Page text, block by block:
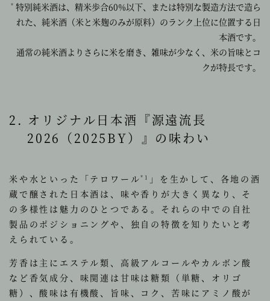
* 特別純米酒は、精米歩合60%以下、または特別な製造方法で造ら
れた、 純米酒（米と米麹のみが原料）のランク上位に位置する日
本酒です。
通常の純米酒よりさらに米を磨き、雑味が少なく、米の旨味とコ
クが特長です。
2. オリジナル日本酒『源遠流長
2026（2025BY）』の味わい
米や水といった「テロワール*1
」を生かして、各地の酒
蔵で醸された日本酒は、味や香りが大きく異なり、そ
の多様性は魅力のひとつである。それらの中での自社
製品のポジショニングや、独自の特徴を知りたいと考
えられている。
芳香は主にエステル類、高級アルコールやカルボン酸
など香気成分、味関連は甘味は糖類（単糖、オリゴ
糖）、酸味は有機酸、旨味、コク、苦味にアミノ酸が